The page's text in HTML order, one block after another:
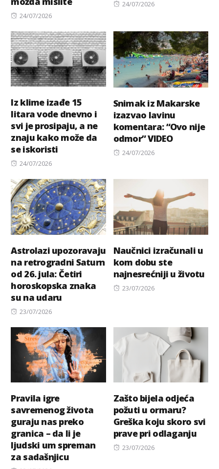
Posted
24/07/2026
Posted
24/07/2026
Iz klime izađe 15
litara vode dnevno i
svi je prosipaju, a ne
znaju kako može da
se iskoristi
Posted
24/07/2026
Snimak iz Makarske
izazvao lavinu
komentara: “Ovo nije
odmor” VIDEO
Posted
24/07/2026
Astrolazi upozoravaju
na retrogradni Saturn
od 26. jula: Četiri
horoskopska znaka
su na udaru
Posted
23/07/2026
Naučnici izračunali u
kom dobu ste
najnesrećniji u životu
Posted
23/07/2026
Pravila igre
savremenog života
guraju nas preko
granica – da li je
ljudski um spreman
za sadašnjicu
Zašto bijela odjeća
požuti u ormaru?
Greška koju skoro svi
prave pri odlaganju
Posted
23/07/2026